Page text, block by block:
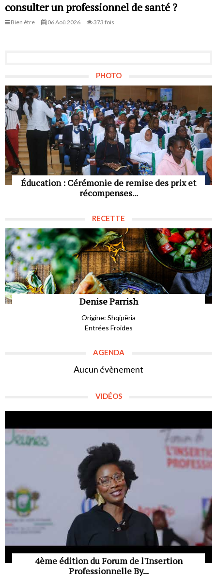
consulter un professionnel de santé ?
Bien être 06 Aoû 2026 373 fois
PHOTO
Éducation : Cérémonie de remise des prix et
récompenses...
RECETTE
Denise Parrish
Origine: Shqipëria
Entrées Froides
AGENDA
Aucun évènement
VIDÉOS
4ème édition du Forum de l'Insertion
Professionnelle By...